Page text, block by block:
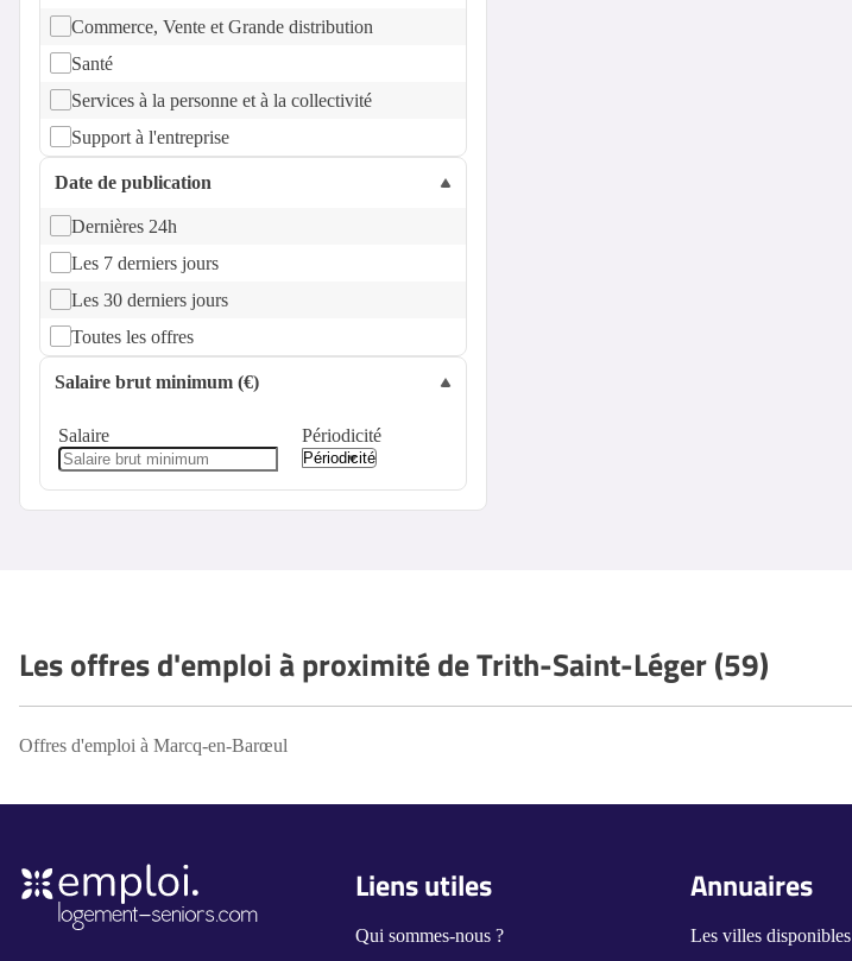
Commerce, Vente et Grande distribution
Santé
Services à la personne et à la collectivité
Support à l'entreprise
Date de publication
Dernières 24h
Les 7 derniers jours
Les 30 derniers jours
Toutes les offres
Salaire brut minimum (€)
Salaire Périodicité
Les offres d'emploi à proximité de Trith-Saint-Léger (59)
Offres d'emploi à Marcq-en-Barœul
Liens utiles
Qui sommes-nous ?
Annuaires
Les villes disponibles